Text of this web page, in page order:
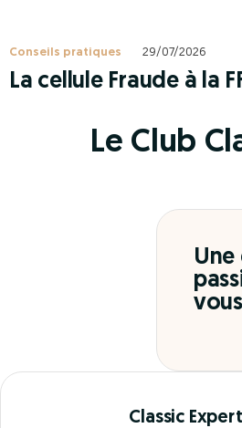
Conseils pratiques 29/07/2026
La cellule Fraude à la
Le Club
Une
Classic